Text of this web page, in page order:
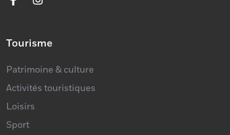
Patrimoine & culture
Activités touristiques
Loisirs